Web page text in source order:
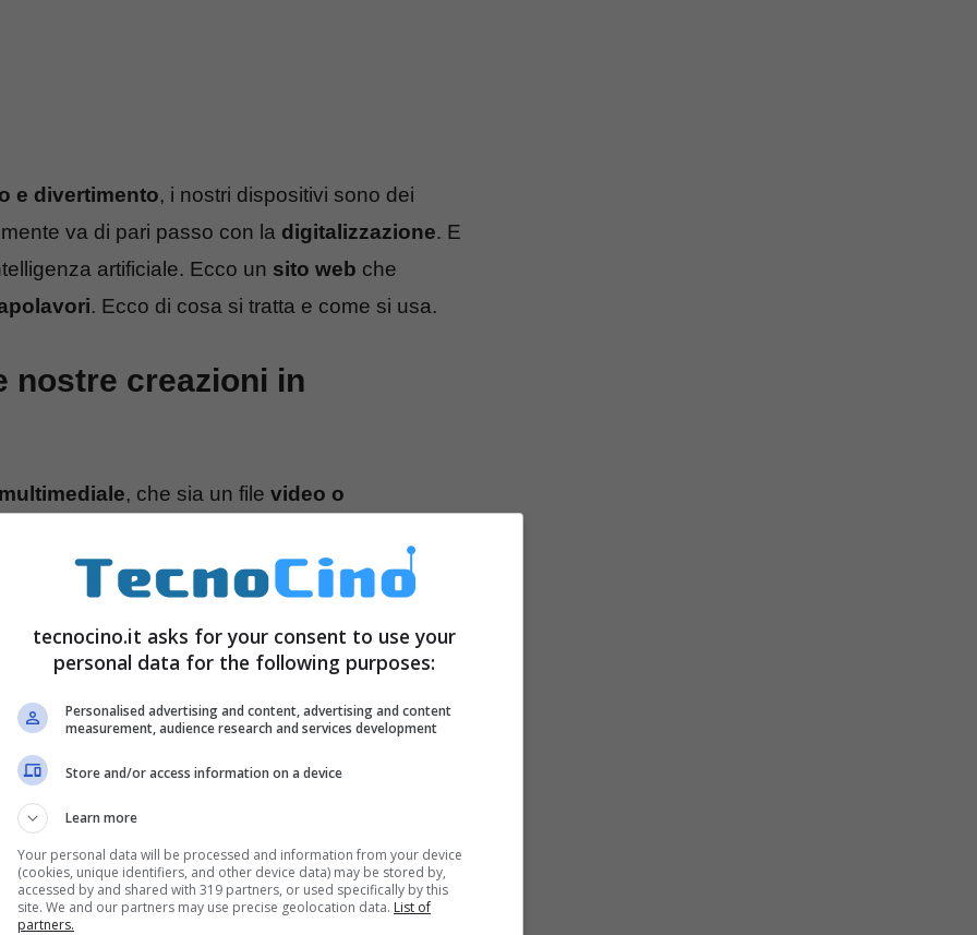
e divertimento, i nostri dispositivi sono dei
va di pari passo con la digitalizzazione. E
artificiale. Ecco un sito web che
. Ecco di cosa si tratta e come si usa.
nostre creazioni in
multimediale, che sia un file video o
far i conti con la
e altri tipi di immagine, o dovercreare
a realizzare qualcosa che sia
le basi di una creazione grafica di
tecnocino.it asks for your consent to use your
personal data for the following purposes:
Personalised advertising and content, advertising and content
measurement, audience research and services development
Store and/or access information on a device
Learn more
Your personal data will be processed and information from your device
(cookies, unique identifiers, and other device data) may be stored by,
accessed by and shared with 319 partners, or used specifically by this
site. We and our partners may use precise geolocation data. List of
partners.